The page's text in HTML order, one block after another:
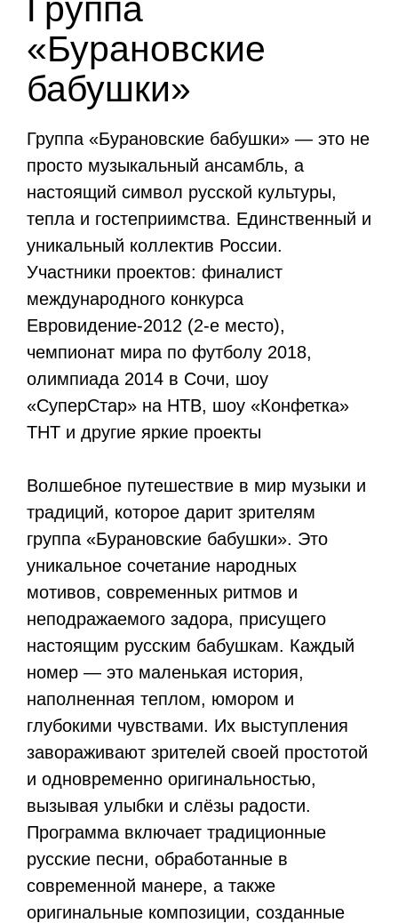
Группа
«Бурановские
бабушки»
Группа «Бурановские бабушки» — это не
просто музыкальный ансамбль, а
настоящий символ русской культуры,
тепла и гостеприимства. Единственный и
уникальный коллектив России.
Участники проектов: финалист
международного конкурса
Евровидение-2012 (2-е место),
чемпионат мира по футболу 2018,
олимпиада 2014 в Сочи, шоу
«СуперСтар» на НТВ, шоу «Конфетка»
ТНТ и другие яркие проекты
Волшебное путешествие в мир музыки и
традиций, которое дарит зрителям
группа «Бурановские бабушки». Это
уникальное сочетание народных
мотивов, современных ритмов и
неподражаемого задора, присущего
настоящим русским бабушкам. Каждый
номер — это маленькая история,
наполненная теплом, юмором и
глубокими чувствами. Их выступления
завораживают зрителей своей простотой
и одновременно оригинальностью,
вызывая улыбки и слёзы радости.
Программа включает традиционные
русские песни, обработанные в
современной манере, а также
оригинальные композиции, созданные